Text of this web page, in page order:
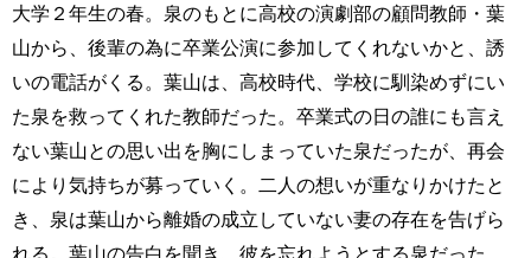
大学２年生の春。泉のもとに高校の演劇部の顧問教師・葉
山から、後輩の為に卒業公演に参加してくれないかと、誘
いの電話がくる。葉山は、高校時代、学校に馴染めずにい
た泉を救ってくれた教師だった。卒業式の日の誰にも言え
ない葉山との思い出を胸にしまっていた泉だったが、再会
により気持ちが募っていく。二人の想いが重なりかけたと
き、泉は葉山から離婚の成立していない妻の存在を告げら
れる。葉山の告白を聞き、彼を忘れようとする泉だった